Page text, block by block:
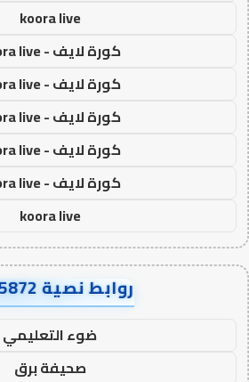
koora live
كورة لايف - koora live
كورة لايف - koora live
كورة لايف - koora live
كورة لايف - koora live
كورة لايف - koora live
koora live
روابط نصية AA35872
ضوء التعليمي
صحيفة برق